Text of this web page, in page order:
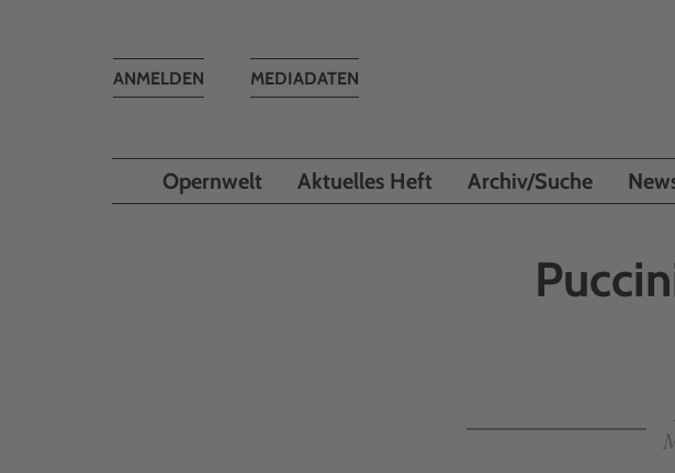
MEDIADATEN
Toggle
ANMELDEN
Opernwelt Aktuelles Heft Archiv/Suche